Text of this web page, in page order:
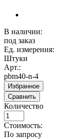
В наличии:
под заказ
Ед. измерения:
Штуки
Арт.:
pbm40-n-4
Избранное
Сравнить
Количество
Стоимость:
По запросу